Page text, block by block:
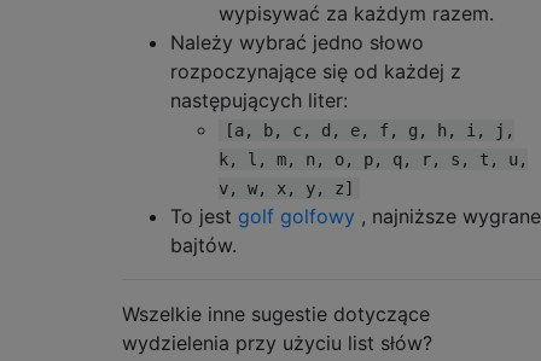
wypisywać za każdym razem.
Należy wybrać jedno słowo
rozpoczynające się od każdej z
następujących liter:
[a, b, c, d, e, f, g, h, i, j,
k, l, m, n, o, p, q, r, s, t, u,
v, w, x, y, z]
To jest golf golfowy , najniższe wygrane
bajtów.
Wszelkie inne sugestie dotyczące
wydzielenia przy użyciu list słów?